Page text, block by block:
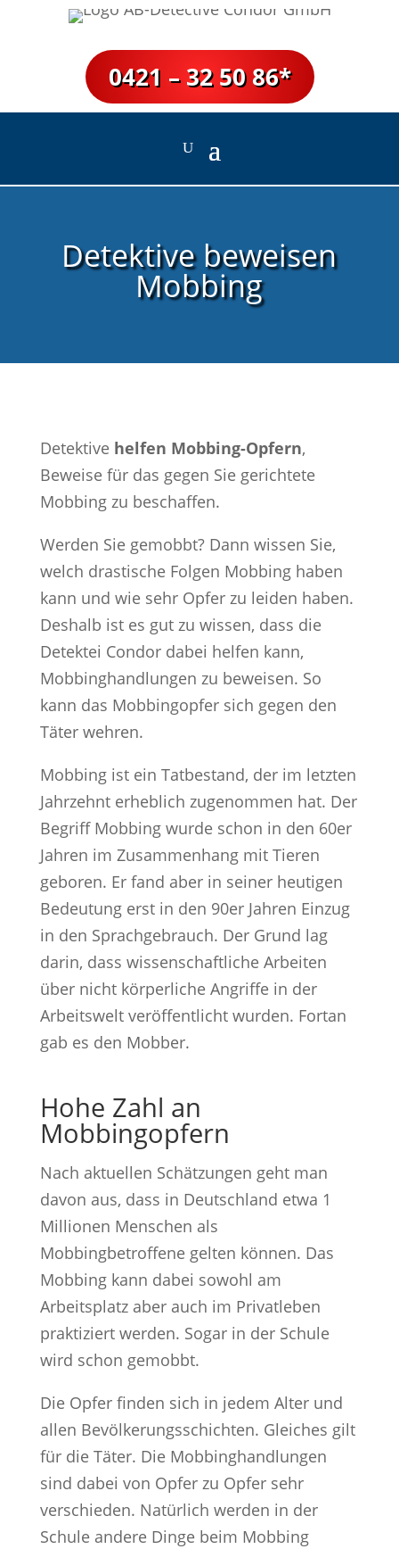
0421 – 32 50 86*
Detektive beweisen
Mobbing
Detektive helfen Mobbing-Opfern,
Beweise für das gegen Sie gerichtete
Mobbing zu beschaffen.
Werden Sie gemobbt? Dann wissen Sie,
welch drastische Folgen Mobbing haben
kann und wie sehr Opfer zu leiden haben.
Deshalb ist es gut zu wissen, dass die
Detektei Condor dabei helfen kann,
Mobbinghandlungen zu beweisen. So
kann das Mobbingopfer sich gegen den
Täter wehren.
Mobbing ist ein Tatbestand, der im letzten
Jahrzehnt erheblich zugenommen hat. Der
Begriff Mobbing wurde schon in den 60er
Jahren im Zusammenhang mit Tieren
geboren. Er fand aber in seiner heutigen
Bedeutung erst in den 90er Jahren Einzug
in den Sprachgebrauch. Der Grund lag
darin, dass wissenschaftliche Arbeiten
über nicht körperliche Angriffe in der
Arbeitswelt veröffentlicht wurden. Fortan
gab es den Mobber.
Hohe Zahl an
Mobbingopfern
Nach aktuellen Schätzungen geht man
davon aus, dass in Deutschland etwa 1
Millionen Menschen als
Mobbingbetroffene gelten können. Das
Mobbing kann dabei sowohl am
Arbeitsplatz aber auch im Privatleben
praktiziert werden. Sogar in der Schule
wird schon gemobbt.
Die Opfer finden sich in jedem Alter und
allen Bevölkerungsschichten. Gleiches gilt
für die Täter. Die Mobbinghandlungen
sind dabei von Opfer zu Opfer sehr
verschieden. Natürlich werden in der
Schule andere Dinge beim Mobbing